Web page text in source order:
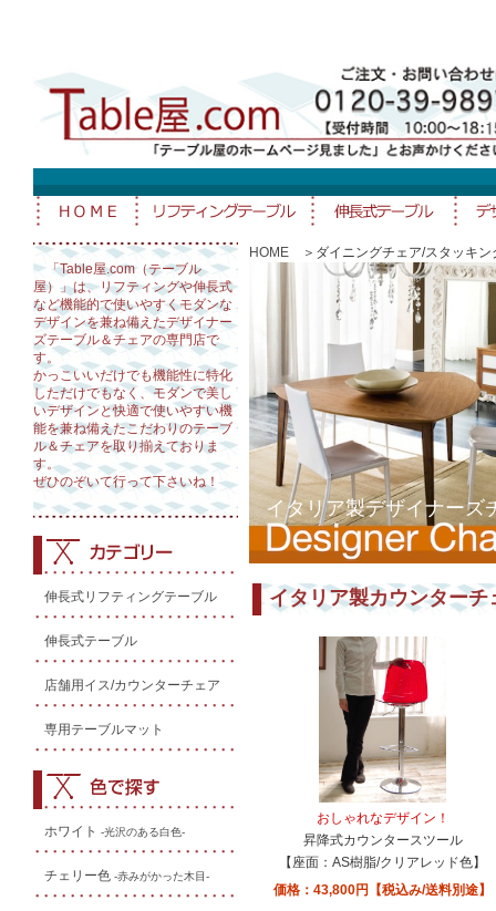
「Table屋.com（テーブル
屋）」は、リフティングや伸長式
など機能的で使いやすくモダンな
デザインを兼ね備えたデザイナー
ズテーブル＆チェアの専門店で
す。
かっこいいだけでも機能性に特化
しただけでもなく、モダンで美し
いデザインと快適で使いやすい機
能を兼ね備えたこだわりのテーブ
ル＆チェアを取り揃えておりま
す。
ぜひのぞいて行って下さいね！
伸長式リフティングテーブル
伸長式テーブル
店舗用イス/カウンターチェア
専用テーブルマット
ホワイト -光沢のある白色-
チェリー色 -赤みがかった木目-
HOME ＞ダイニングチェア/スタッキン
イタリア製デザイナーズ
イタリア製カウンター
おしゃれなデザイン！
昇降式カウンタースツール
【座面：AS樹脂/クリアレッド色】
価格：43,800円【税込み/送料別途】